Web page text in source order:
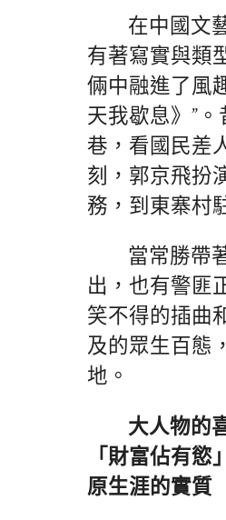
在中國文
有著寫實與類
倆中融進了風
天我歇息》”
巷，看國民差
刻，郭京飛扮
務，到東寨村
當常勝帶
出，也有警匪
笑不得的插曲
及的眾生百態
地。
大人物的
「財富佔有
原生涯的實質